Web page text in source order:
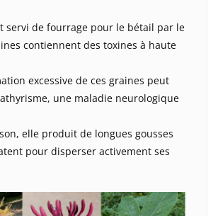
servi de fourrage pour le bétail par le
contiennent des toxines à haute
excessive de ces graines peut
une maladie neurologique
elle produit de longues gousses
pour disperser activement ses